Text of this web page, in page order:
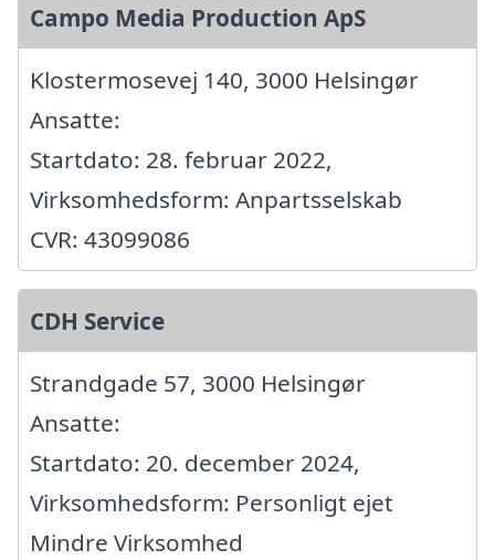
Campo Media Production ApS
Klostermosevej 140, 3000 Helsingør
Ansatte:
Startdato: 28. februar 2022,
Virksomhedsform: Anpartsselskab
CVR: 43099086
CDH Service
Strandgade 57, 3000 Helsingør
Ansatte:
Startdato: 20. december 2024,
Virksomhedsform: Personligt ejet
Mindre Virksomhed